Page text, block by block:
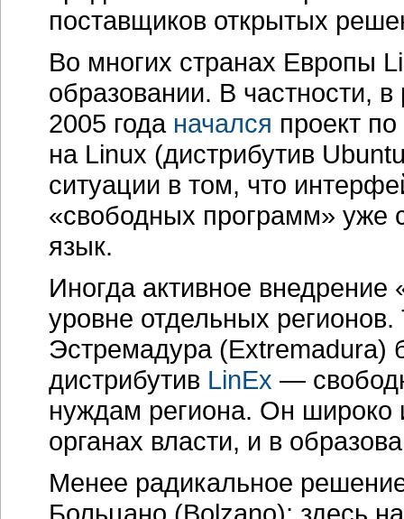
поставщиков открытых
Во многих странах Европы
образовании. В частности,
2005 года начался проект
на Linux (дистрибутив
ситуации в том, что
«свободных программ» уже
язык.
Иногда активное
уровне отдельных
Эстремадура (Extremadura)
дистрибутив LinEx —
нуждам региона. Он широко
органах власти, и в
Менее радикальное